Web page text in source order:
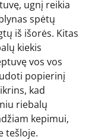
ugnį reikia
spėtų
iš išorės. Kitas
kiekis
vos vos
popierinį
kad
riebalų
kepimui,
tešloje.